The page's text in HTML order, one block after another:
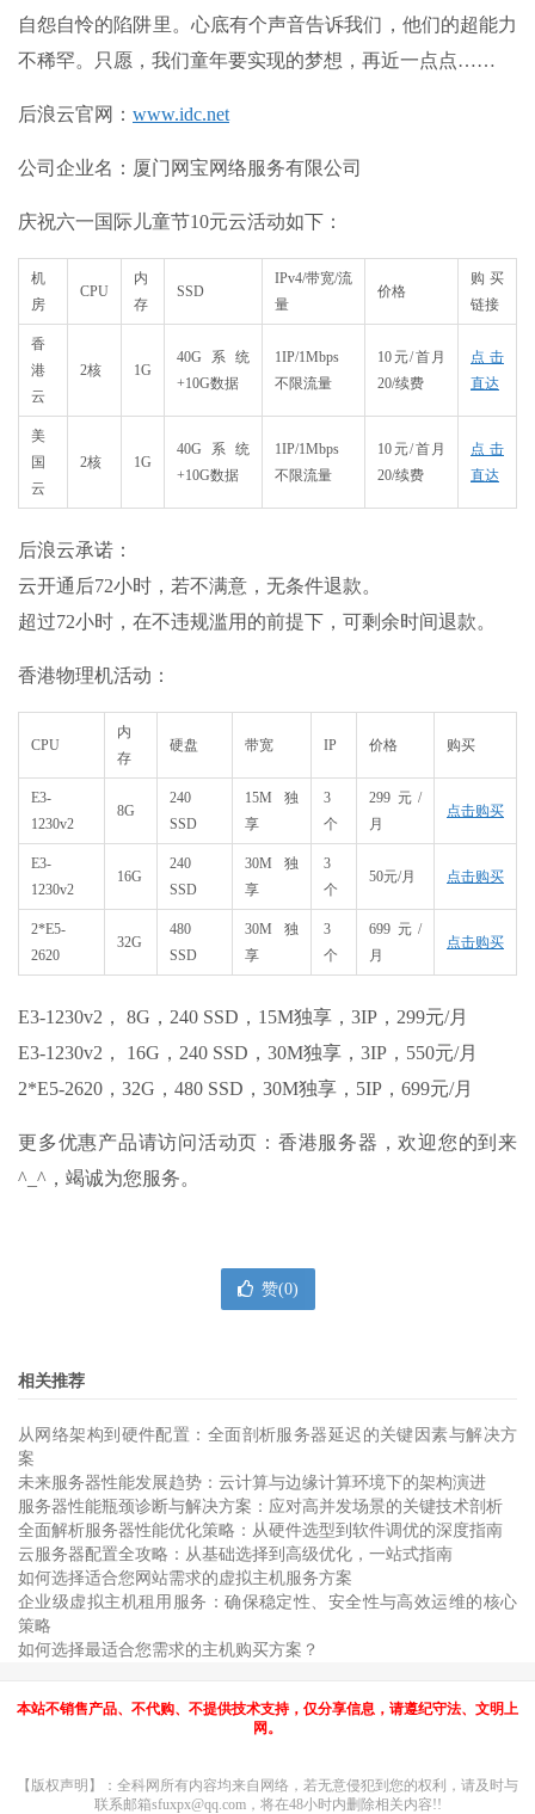
自怨自怜的陷阱里。心底有个声音告诉我们，他们的超能力
不稀罕。只愿，我们童年要实现的梦想，再近一点点……
后浪云官网 ： www.idc.net
公司企业名 ：厦门网宝网络服务有限公司
庆祝六一国际儿童节10元云活动如下：​
机
房
CPU
内
存
SSD
IPv4/带宽/流
量
价格
购买
链接
香
港
云
2核 1G​
40G系统
+10G数据​
1IP/1Mbps
不限流量​
10元/首月
20/续费​
点击
直达
美
国
云
2核 ​1G​
40G系统
+10G数据​
1IP/1Mbps
不限流量​
10元/首月
20/续费​
点击
直达
后浪云承诺：
云开通后72小时，若不满意，无条件退款。
超过72小时，在不违规滥用的前提下，可剩余时间退款。
香港物理机活动：
​CPU
内
存
硬盘 带宽 IP​ 价格 购买
E3-
1230v2​
8G​
240
SSD​
15M独
享​
3
个​
299元/
月​
点击购买
​E3-
1230v2​
16G​
240
SSD​
30M独
享​
3
个​
50元/月​ 点击购买
2*E5-
2620​
32G​
480
SSD​
30M独
享​
3
个​
699元/
月​
点击购买
E3-1230v2， 8G，240 SSD，15M独享，3IP，299元/月
E3-1230v2， 16G，240 SSD，30M独享，3IP，550元/月
2*E5-2620，32G，480 SSD，30M独享，5IP，699元/月
更多优惠产品请访问活动页：香港服务器，欢迎您的到来
^_^，竭诚为您服务。
赞(0)
相关推荐
从网络架构到硬件配置：全面剖析服务器延迟的关键因素与解决方
案
未来服务器性能发展趋势：云计算与边缘计算环境下的架构演进
服务器性能瓶颈诊断与解决方案：应对高并发场景的关键技术剖析
全面解析服务器性能优化策略：从硬件选型到软件调优的深度指南
云服务器配置全攻略：从基础选择到高级优化，一站式指南
如何选择适合您网站需求的虚拟主机服务方案
企业级虚拟主机租用服务：确保稳定性、安全性与高效运维的核心
策略
如何选择最适合您需求的主机购买方案？
本站不销售产品、不代购、不提供技术支持，仅分享信息，请遵纪守法、文明上
网。
【版权声明】：全科网所有内容均来自网络，若无意侵犯到您的权利，请及时与
联系邮箱sfuxpx@qq.com，将在48小时内删除相关内容!!